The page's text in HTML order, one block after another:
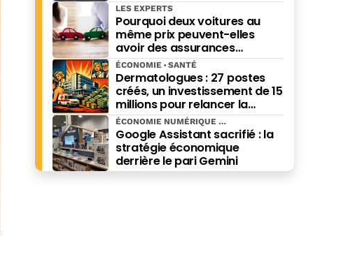
Pourquoi deux voitures au
même prix peuvent-elles
avoir des assurances
différentes ?
LES EXPERTS
Dermatologues : 27 postes
créés, un investissement de 15
millions pour relancer la
spécialité
ÉCONOMIE SANTÉ
Google Assistant sacrifié : la
stratégie économique
derrière le pari Gemini
ÉCONOMIE NUMÉRIQUE